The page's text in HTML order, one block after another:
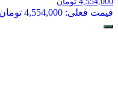
قیمت فعلی: 4,554,000 تومان.